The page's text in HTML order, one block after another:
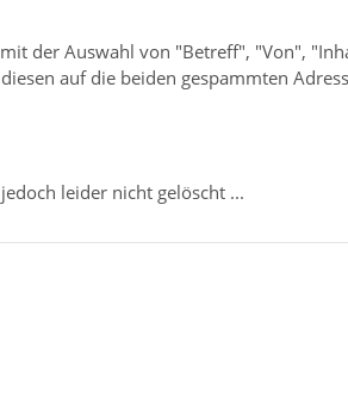
der Auswahl von "Betreff", "Von",
auf die beiden gespammten
leider nicht gelöscht ...